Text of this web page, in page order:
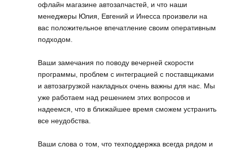
офлайн магазине автозапчастей, и что наши
менеджеры Юлия, Евгений и Инесса произвели на
вас положительное впечатление своим оперативным
подходом.
Ваши замечания по поводу вечерней скорости
программы, проблем с интеграцией с поставщиками
и автозагрузкой накладных очень важны для нас. Мы
уже работаем над решением этих вопросов и
надеемся, что в ближайшее время сможем устранить
все неудобства.
Ваши слова о том, что техподдержка всегда рядом и